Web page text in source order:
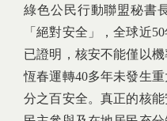
綠色公民行動聯盟秘書
「絕對安全」，全球近
已證明，核安不能僅以
恆春運轉40多年未發生
分之百安全。真正的核能